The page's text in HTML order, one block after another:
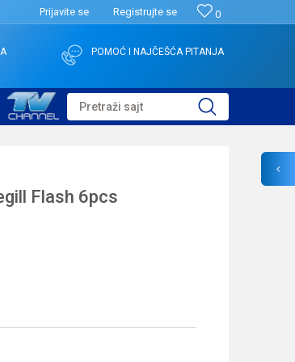
0
Prijavite se Registrujte se
POMOĆ I NAJČEŠĆA PITANJA
Pretraži sajt
Flash 6pcs